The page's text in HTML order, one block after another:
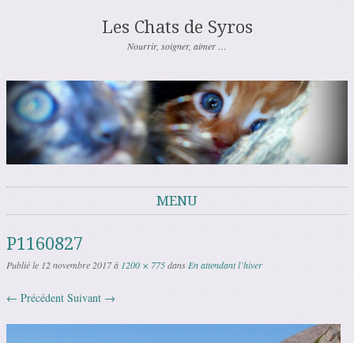
Les Chats de Syros
Nourrir, soigner, aimer …
MENU
P1160827
Publié le 12 novembre 2017à 1200 × 775dansEn attendant l’hiver
← Précédent Suivant →